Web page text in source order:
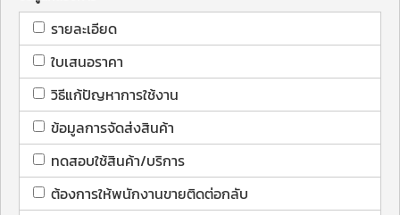
รายละเอียด
ใบเสนอราคา
วิธีแก้ปัญหาการใช้งาน
ข้อมูลการจัดส่งสินค้า
ทดสอบใช้สินค้า/บริการ
ต้องการให้พนักงานขายติดต่อกลับ